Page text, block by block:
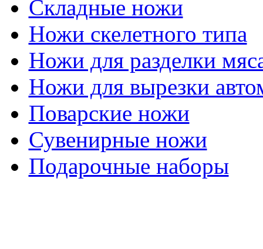
Складные ножи
Ножи скелетного типа
Ножи для разделки
Ножи для вырезки
Поварские ножи
Сувенирные ножи
Подарочные наборы